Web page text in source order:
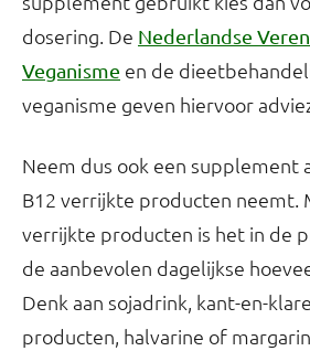
dosering. De Nederlandse
Veganisme en de
veganisme geven hiervoor
Neem dus ook een supplement
B12 verrijkte producten neemt.
verrijkte producten is het in de
de aanbevolen dagelijkse
Denk aan sojadrink, kant-en-
producten, halvarine of